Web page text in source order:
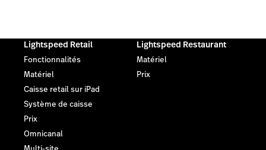
Lightspeed Retail
Fonctionnalités
Matériel
Caisse retail sur iPad
Système de caisse
Prix
Omnicanal
Lightspeed Restaurant
Matériel
Prix